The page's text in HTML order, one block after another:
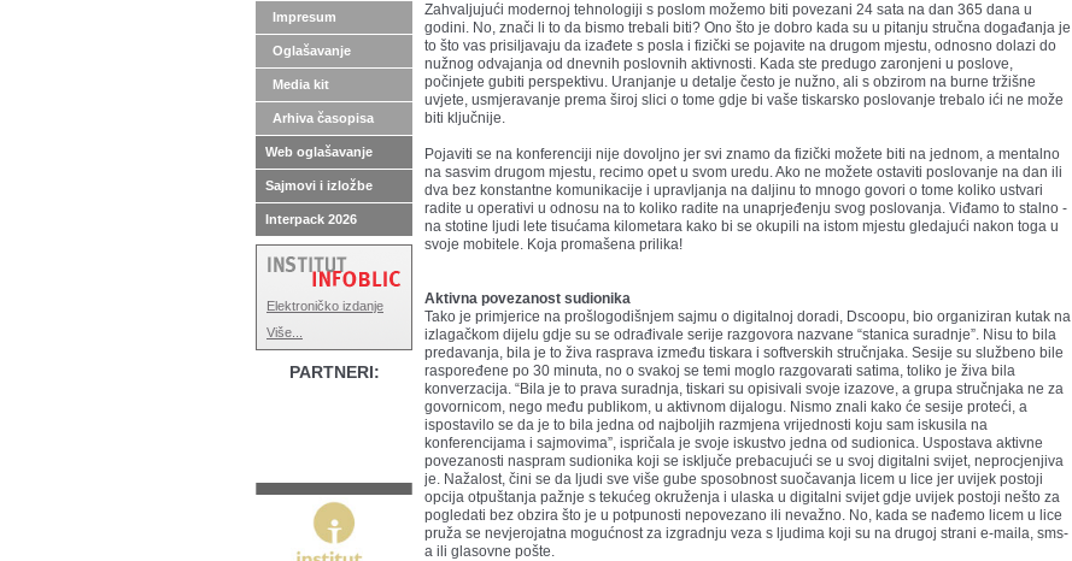
Zahvaljujući modernoj tehnologiji s poslom možemo biti povezani 24 sata na dan 365 dana u
godini. No, znači li to da bismo trebali biti? Ono što je dobro kada su u pitanju stručna događanja je
to što vas prisiljavaju da izađete s posla i fizički se pojavite na drugom mjestu, odnosno dolazi do
nužnog odvajanja od dnevnih poslovnih aktivnosti. Kada ste predugo zaronjeni u poslove,
počinjete gubiti perspektivu. Uranjanje u detalje često je nužno, ali s obzirom na burne tržišne
uvjete, usmjeravanje prema široj slici o tome gdje bi vaše tiskarsko poslovanje trebalo ići ne može
biti ključnije.
Pojaviti se na konferenciji nije dovoljno jer svi znamo da fizički možete biti na jednom, a mentalno
na sasvim drugom mjestu, recimo opet u svom uredu. Ako ne možete ostaviti poslovanje na dan ili
dva bez konstantne komunikacije i upravljanja na daljinu to mnogo govori o tome koliko ustvari
radite u operativi u odnosu na to koliko radite na unaprjeđenju svog poslovanja. Viđamo to stalno -
na stotine ljudi lete tisućama kilometara kako bi se okupili na istom mjestu gledajući nakon toga u
svoje mobitele. Koja promašena prilika!
Aktivna povezanost sudionika
Tako je primjerice na prošlogodišnjem sajmu o digitalnoj doradi, Dscoopu, bio organiziran kutak na
izlagačkom dijelu gdje su se odrađivale serije razgovora nazvane “stanica suradnje”. Nisu to bila
predavanja, bila je to živa rasprava između tiskara i softverskih stručnjaka. Sesije su službeno bile
raspoređene po 30 minuta, no o svakoj se temi moglo razgovarati satima, toliko je živa bila
konverzacija. “Bila je to prava suradnja, tiskari su opisivali svoje izazove, a grupa stručnjaka ne za
govornicom, nego među publikom, u aktivnom dijalogu. Nismo znali kako će sesije proteći, a
ispostavilo se da je to bila jedna od najboljih razmjena vrijednosti koju sam iskusila na
konferencijama i sajmovima”, ispričala je svoje iskustvo jedna od sudionica. Uspostava aktivne
povezanosti naspram sudionika koji se isključe prebacujući se u svoj digitalni svijet, neprocjenjiva
je. Nažalost, čini se da ljudi sve više gube sposobnost suočavanja licem u lice jer uvijek postoji
opcija otpuštanja pažnje s tekućeg okruženja i ulaska u digitalni svijet gdje uvijek postoji nešto za
pogledati bez obzira što je u potpunosti nepovezano ili nevažno. No, kada se nađemo licem u lice
pruža se nevjerojatna mogućnost za izgradnju veza s ljudima koji su na drugoj strani e-maila, sms-
a ili glasovne pošte.
Impresum
Oglašavanje
Media kit
Arhiva časopisa
Web oglašavanje
Sajmovi i izložbe
Interpack 2026
Elektroničko izdanje
Više...
PARTNERI: